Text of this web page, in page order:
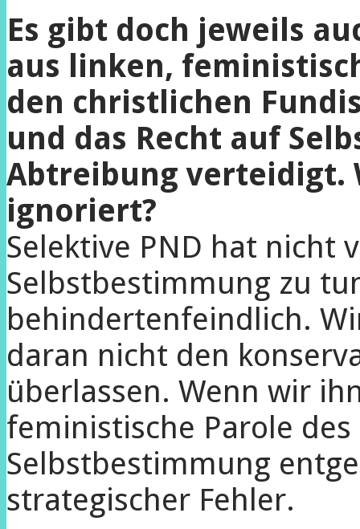
Es gibt doch jeweils
aus linken,
den christlichen
und das Recht auf
Abtreibung verteidigt.
ignoriert?
Selektive PND hat nicht
Selbstbestimmung zu
behindertenfeindlich.
daran nicht den
überlassen. Wenn wir
feministische Parole des
Selbstbestimmung
strategischer Fehler.